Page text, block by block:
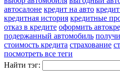
автосалоне кредит на авто
кредитная история кредитные
отказ в кредите оформить
подержанный автомобиль
стоимость кредита страхование
посмотреть все теги
Найти тэг: